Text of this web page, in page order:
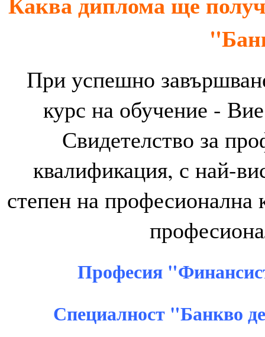
При успешно
курс на обучение -
Свидетелство за
квалификация, с най-
степен на професионална
Професия
Специалност "Банкво